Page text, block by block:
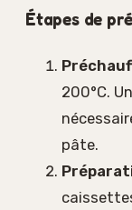
Étapes de
200°C.
pâte.